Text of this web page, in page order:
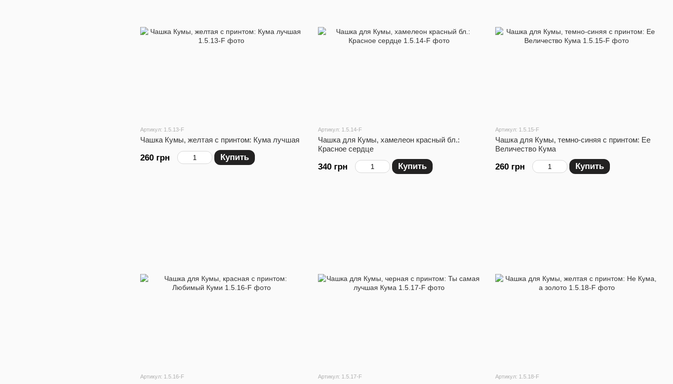
Артикул: 1.5.13-F
Чашка Кумы, желтая с принтом: Кума лучшая
260 грн Купить
Артикул: 1.5.14-F
Чашка для Кумы, хамелеон красный бл.:
Красное сердце
340 грн Купить
Артикул: 1.5.15-F
Чашка для Кумы, темно-синяя с принтом: Ее
Величество Кума
260 грн Купить
Артикул: 1.5.16-F Артикул: 1.5.17-F Артикул: 1.5.18-F